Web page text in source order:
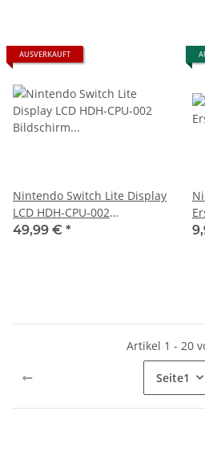
AUSVERKAUFT
Nintendo Switch Lite Display
LCD HDH-CPU-002
Bildschirm Screen +
49,99 € *
Artikel 1 - 20
Seite1